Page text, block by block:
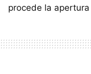
procede la